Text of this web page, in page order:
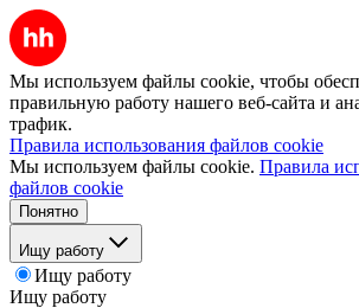
Мы используем файлы cookie, чтобы
правильную работу нашего веб-сайта и
трафик.
Правила использования файлов cookie
Мы используем файлы cookie. Правила
файлов cookie
Понятно
Ищу работу
Ищу работу
Ищу работу